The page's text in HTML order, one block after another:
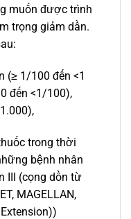
muốn được trình
trọng giảm dần.
(≥ 1/100 đến <1
đến <1/100),
trong thời
bệnh nhân
III (cọng dồn từ
MAGELLAN,